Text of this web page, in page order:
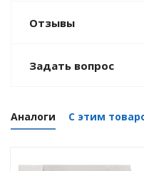
Отзывы
Задать вопрос
Аналоги С этим